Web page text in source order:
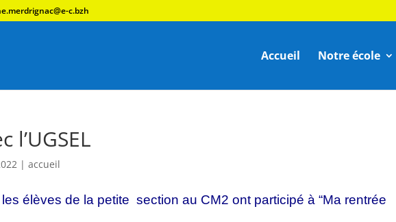
c.bzh
Accueil Notre école
l’UGSEL
|accueil
élèves de la petite section au CM2 ont participé à “Ma rentrée